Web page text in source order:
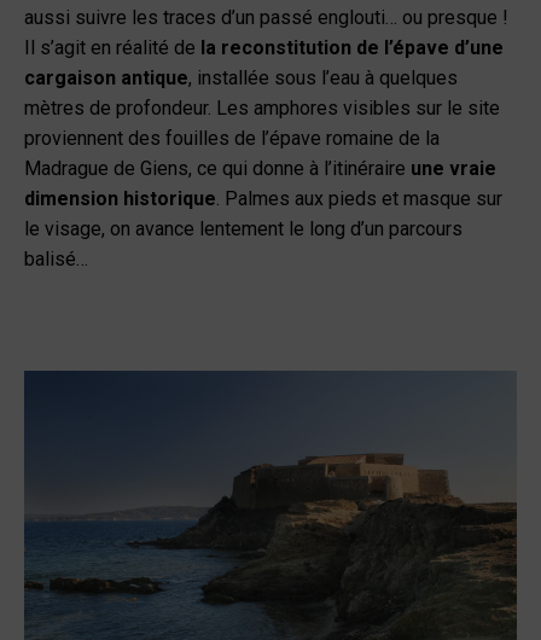
aussi suivre les traces d’un passé englouti… ou presque !
Il s’agit en réalité de la reconstitution de l’épave d’une
cargaison antique, installée sous l’eau à quelques
mètres de profondeur. Les amphores visibles sur le site
proviennent des fouilles de l’épave romaine de la
Madrague de Giens, ce qui donne à l’itinéraire une vraie
dimension historique. Palmes aux pieds et masque sur
le visage, on avance lentement le long d’un parcours
balisé…